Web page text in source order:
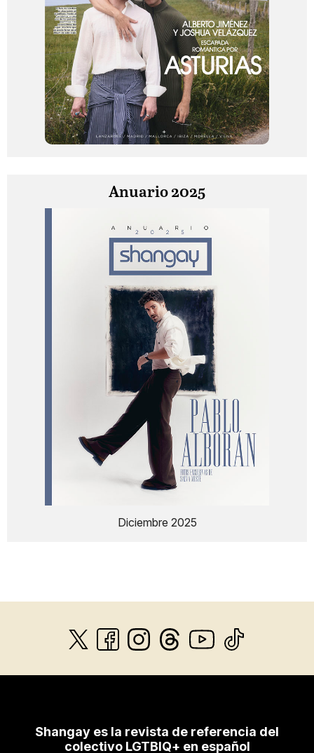
Anuario 2025
Diciembre 2025
Shangay es la revista de referencia del
colectivo LGTBIQ+ en español